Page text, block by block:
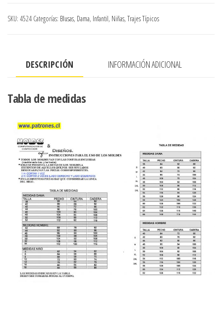
CON
CINTURA
ESCOTE
SKU: 4524 Categorías: Blusas, Dama, Infantil, Niñas, Trajes Típicos
DESCRIPCIÓN INFORMACIÓN ADICIONAL
Tabla de medidas